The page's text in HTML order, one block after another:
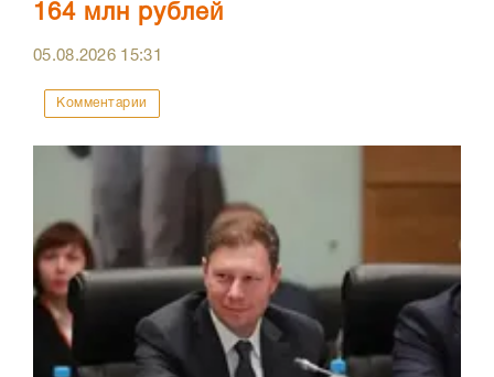
164 млн рублей
05.08.2026 15:31
Комментарии